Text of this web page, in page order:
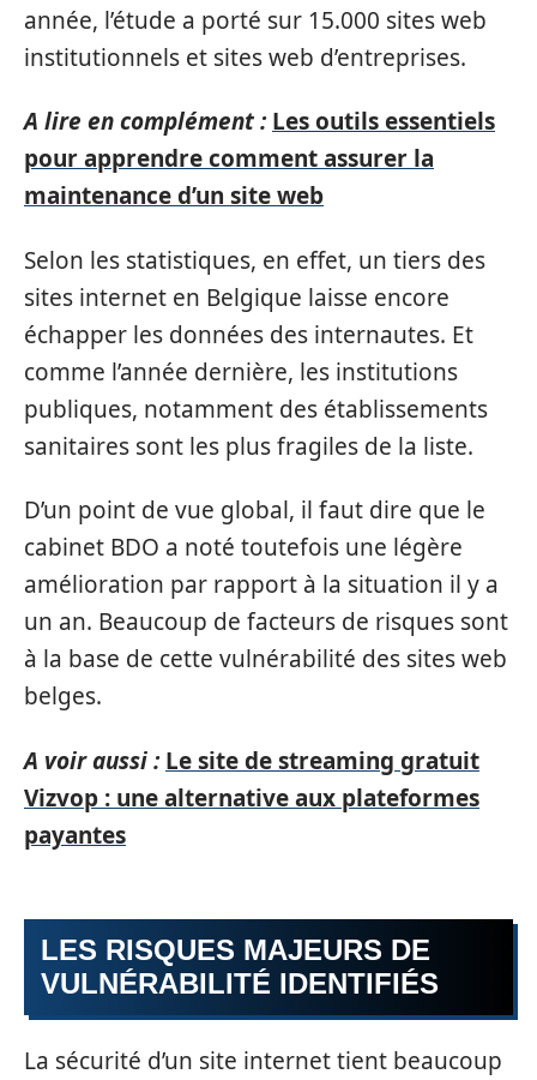
année, l’étude a porté sur 15.000 sites web
institutionnels et sites web d’entreprises.
A lire en complément : Les outils essentiels
pour apprendre comment assurer la
maintenance d’un site web
Selon les statistiques, en effet, un tiers des
sites internet en Belgique laisse encore
échapper les données des internautes. Et
comme l’année dernière, les institutions
publiques, notamment des établissements
sanitaires sont les plus fragiles de la liste.
D’un point de vue global, il faut dire que le
cabinet BDO a noté toutefois une légère
amélioration par rapport à la situation il y a
un an. Beaucoup de facteurs de risques sont
à la base de cette vulnérabilité des sites web
belges.
A voir aussi : Le site de streaming gratuit
Vizvop : une alternative aux plateformes
payantes
LES RISQUES MAJEURS DE
VULNÉRABILITÉ IDENTIFIÉS
La sécurité d’un site internet tient beaucoup